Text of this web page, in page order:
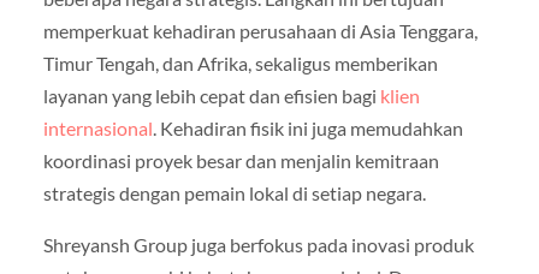
memperkuat kehadiran perusahaan di Asia Tenggara,
Timur Tengah, dan Afrika, sekaligus memberikan
layanan yang lebih cepat dan efisien bagi klien
internasional. Kehadiran fisik ini juga memudahkan
koordinasi proyek besar dan menjalin kemitraan
strategis dengan pemain lokal di setiap negara.
Shreyansh Group juga berfokus pada inovasi produk